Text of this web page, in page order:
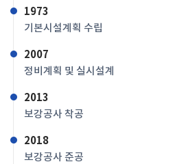
1973
기본시설계획 수립
2007
정비계획 및 실시설계
2013
보강공사 착공
2018
보강공사 준공